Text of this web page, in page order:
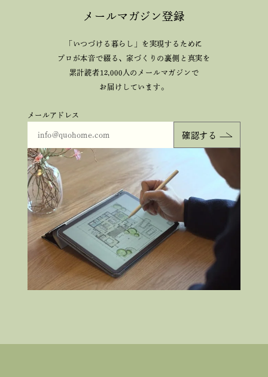
メールマガジン登録
「いつづける暮らし」を実現するために
プロが本音で綴る、家づくりの裏側と真実を
累計読者12,000人のメールマガジンで
お届けしています。
メールアドレス